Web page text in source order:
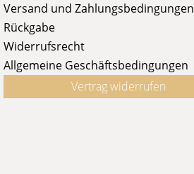
Versand und Zahlungsbedingungen
Rückgabe
Widerrufsrecht
Allgemeine Geschäftsbedingungen
Vertrag widerrufen